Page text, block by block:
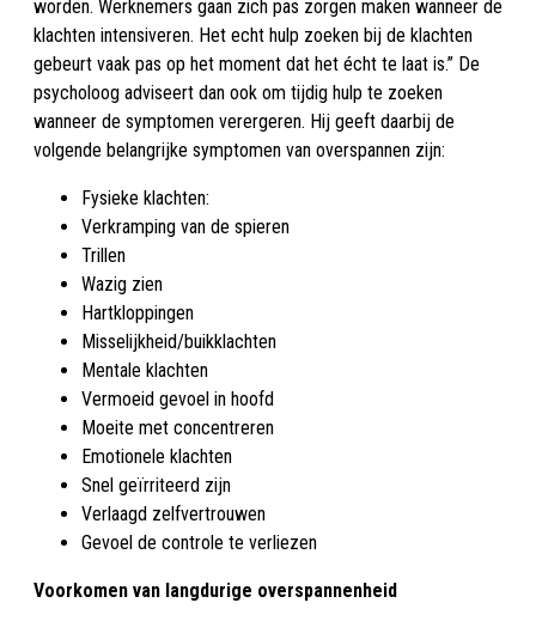
worden. Werknemers gaan zich pas zorgen maken wanneer de
klachten intensiveren. Het echt hulp zoeken bij de klachten
gebeurt vaak pas op het moment dat het écht te laat is.” De
psycholoog adviseert dan ook om tijdig hulp te zoeken
wanneer de symptomen verergeren. Hij geeft daarbij de
volgende belangrijke symptomen van overspannen zijn:
Fysieke klachten:
Verkramping van de spieren
Trillen
Wazig zien
Hartkloppingen
Misselijkheid/buikklachten
Mentale klachten
Vermoeid gevoel in hoofd
Moeite met concentreren
Emotionele klachten
Snel geïrriteerd zijn
Verlaagd zelfvertrouwen
Gevoel de controle te verliezen
Voorkomen van langdurige overspannenheid